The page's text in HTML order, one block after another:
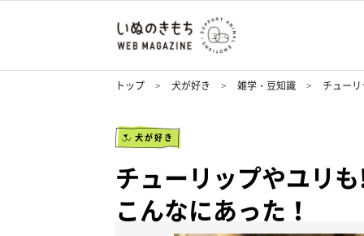
トップ 犬が好き 雑学・豆知識 チュー
犬が好き
チューリップやユリ
こんなにあった！